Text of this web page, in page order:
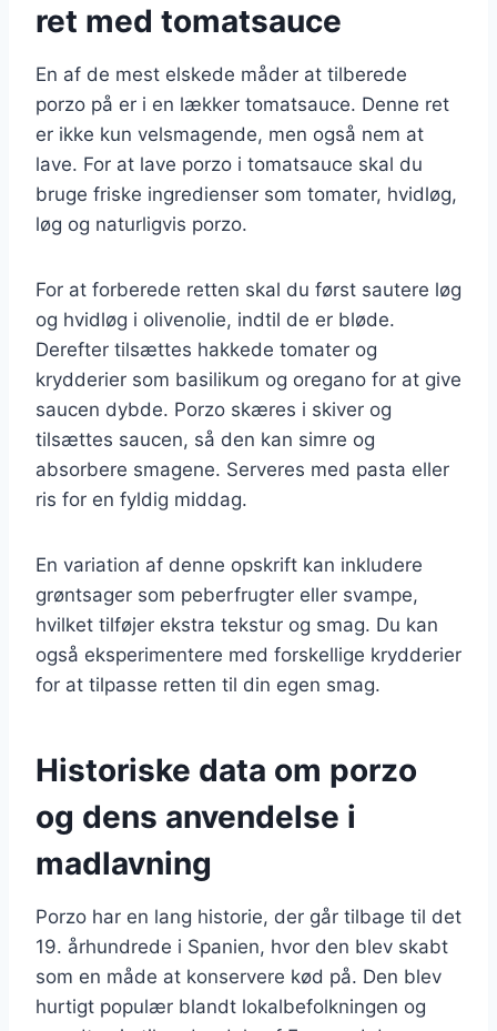
ret med tomatsauce
En af de mest elskede måder at tilberede
porzo på er i en lækker tomatsauce. Denne ret
er ikke kun velsmagende, men også nem at
lave. For at lave porzo i tomatsauce skal du
bruge friske ingredienser som tomater, hvidløg,
løg og naturligvis porzo.
For at forberede retten skal du først sautere løg
og hvidløg i olivenolie, indtil de er bløde.
Derefter tilsættes hakkede tomater og
krydderier som basilikum og oregano for at give
saucen dybde. Porzo skæres i skiver og
tilsættes saucen, så den kan simre og
absorbere smagene. Serveres med pasta eller
ris for en fyldig middag.
En variation af denne opskrift kan inkludere
grøntsager som peberfrugter eller svampe,
hvilket tilføjer ekstra tekstur og smag. Du kan
også eksperimentere med forskellige krydderier
for at tilpasse retten til din egen smag.
Historiske data om porzo
og dens anvendelse i
madlavning
Porzo har en lang historie, der går tilbage til det
19. århundrede i Spanien, hvor den blev skabt
som en måde at konservere kød på. Den blev
hurtigt populær blandt lokalbefolkningen og